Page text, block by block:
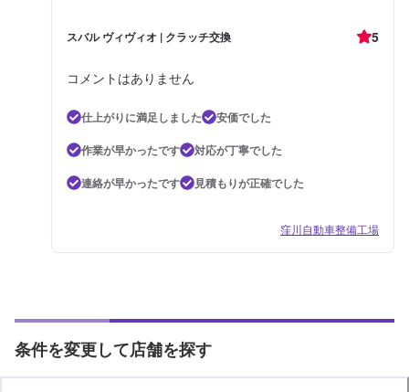
スバル ヴィヴィオ | クラッチ交換 5
コメントはありません
仕上がりに満足しました
安価でした
作業が早かったです
対応が丁寧でした
連絡が早かったです
見積もりが正確でした
窪川自動車整備工場
条件を変更して店舗を探す